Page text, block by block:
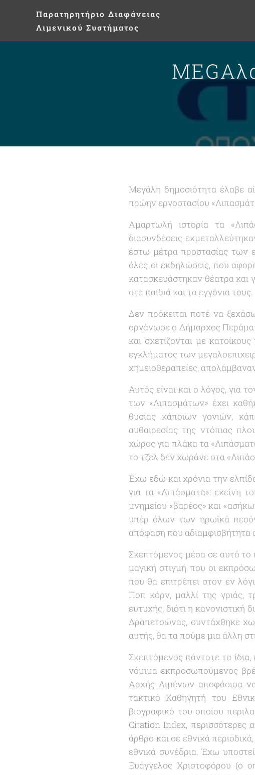
Παρατηρητήριο Διαφάνειας
Λιμενικού Συστήματος
Μεγάλη δημοσιότητα έλαβε
πρώην εργοστασίου «
Αμαρτωλή ιστορία τα «
διασυνδέσεις
έστω μέτρα προστασίας των
όλες οι εκδηλώσεις, που
κατασκευάστηκαν θέατρα και
στα παιδιά και τα εγγόνια τους.
Δεν πρόκειται ποτέ να
οργάνωσε ο Δήμαρχος
και σχετίζονται με
εγκλήματος των
χημειοθεραπείες,
Αυτός είναι και ο λόγος, για
των «Λιπασμάτων» έχει
θυσίας κάποιων γονιών,
αυθαιρεσίας της ντόπιας
χώρος για πλάκα τα «
το τζελ δεν χωράνε στα «
Έχω εδώ και χρόνια την
για τα «Λιπάσματα»: εκείνη
μνημείου «βαρέος» και «
υπέρ όλων των ηρωϊκά
απόφαση που αδιαμφισβήτητα
Σκεπτόμενος μέσα σε αυτό το
μαγική στιγμή που οι
που θα επιτρέπει στον εν
Ποπ κόρν, μαλλί της γριάς,
ευτυχής, διότι η κανονιστική
Δραπετσώνας, συντάχθηκε
αυτής, θα τα πούμε μια άλλη
Σκεπτόμενος πάντοτε τα
νόμιμα εκπροσωπούμενος
Αρχής Λιμένων αποφάσισα
τακτικό Καθηγητή του
βιογραφικό του οποίου
Citation Index, περισσότερες
άρθρο και σε εθνικά
εθνικά συνέδρια. Έχω
Ευάγγελος Χριστοφόρου (ο